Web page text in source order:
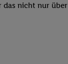
das nicht nur